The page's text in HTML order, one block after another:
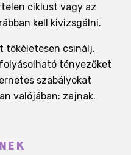
ciklust vagy az
kell kivizsgálni.
tökéletesen csinálj.
tényezőket
szabályokat
valójában: zajnak.